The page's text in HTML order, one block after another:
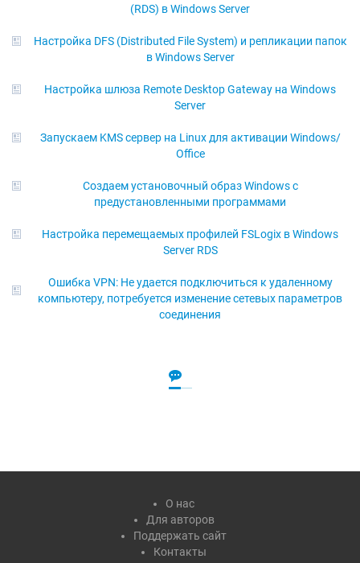
(RDS) в Windows Server
Настройка DFS (Distributed File System) и репликации папок
в Windows Server
Настройка шлюза Remote Desktop Gateway на Windows
Server
Запускаем KMS сервер на Linux для активации Windows/
Office
Создаем установочный образ Windows с
предустановленными программами
Настройка перемещаемых профилей FSLogix в Windows
Server RDS
Ошибка VPN: Не удается подключиться к удаленному
компьютеру, потребуется изменение сетевых параметров
соединения
О нас
Для авторов
Поддержать сайт
Контакты